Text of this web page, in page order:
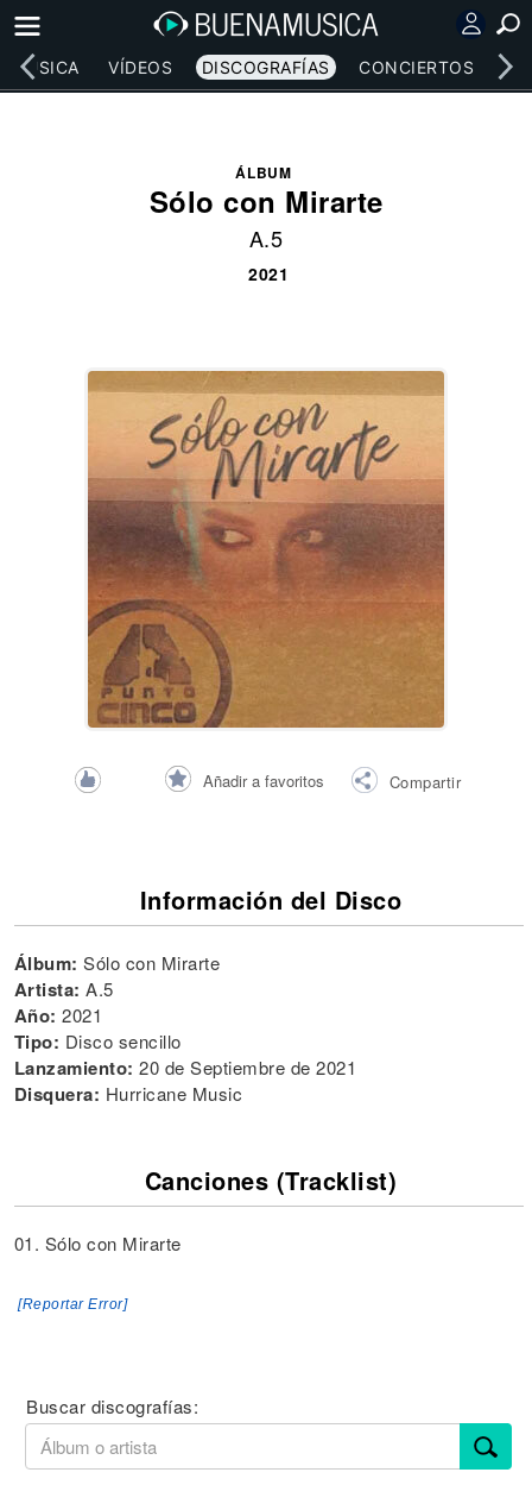
MÚSICA VÍDEOS DISCOGRAFÍAS CONCIERTOS
ÁLBUM
Sólo con Mirarte
A.5
2021
Añadir a favoritos Compartir
Información del Disco
Álbum: Sólo con Mirarte
Artista: A.5
Año: 2021
Tipo: Disco sencillo
Lanzamiento: 20 de Septiembre de 2021
Disquera: Hurricane Music
Canciones (Tracklist)
01. Sólo con Mirarte
[Reportar Error]
Buscar discografías: